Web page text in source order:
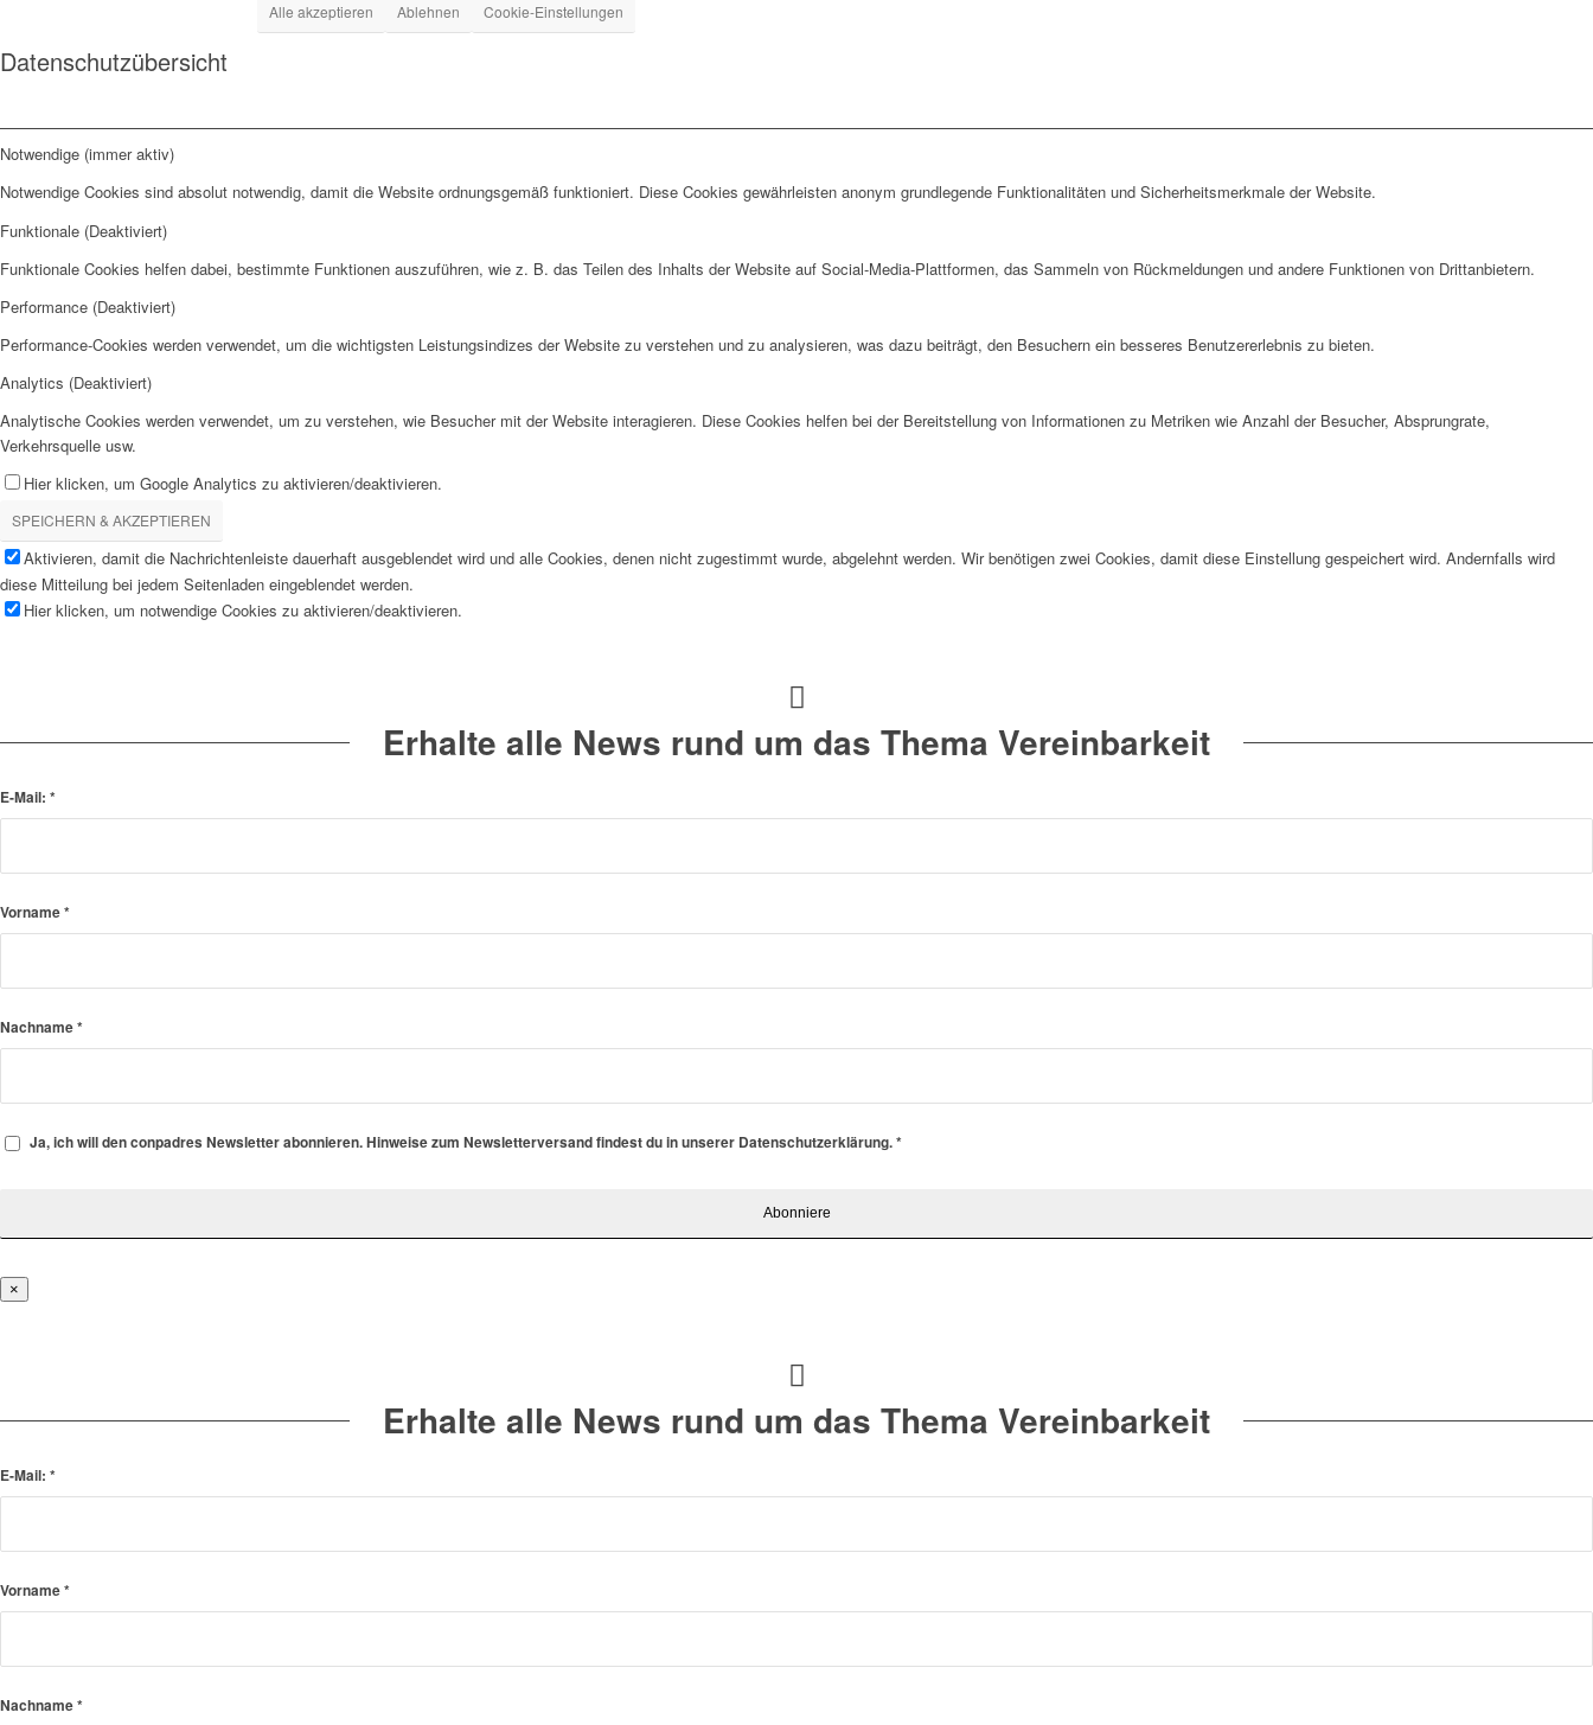
Alle akzeptieren Ablehnen Cookie-Einstellungen
Datenschutzübersicht
Notwendige (immer aktiv)
Notwendige Cookies sind absolut notwendig, damit die Website ordnungsgemäß funktioniert. Diese Cookies gewährleisten anonym grundlegende Funktionalitäten und Sicherheitsmerkmale der Website.
Funktionale (Deaktiviert)
Funktionale Cookies helfen dabei, bestimmte Funktionen auszuführen, wie z. B. das Teilen des Inhalts der Website auf Social-Media-Plattformen, das Sammeln von Rückmeldungen und andere Funktionen von Drittanbietern.
Performance (Deaktiviert)
Performance-Cookies werden verwendet, um die wichtigsten Leistungsindizes der Website zu verstehen und zu analysieren, was dazu beiträgt, den Besuchern ein besseres Benutzererlebnis zu bieten.
Analytics (Deaktiviert)
Analytische Cookies werden verwendet, um zu verstehen, wie Besucher mit der Website interagieren. Diese Cookies helfen bei der Bereitstellung von Informationen zu Metriken wie Anzahl der Besucher, Absprungrate,
Verkehrsquelle usw.
Hier klicken, um Google Analytics zu aktivieren/deaktivieren.
SPEICHERN & AKZEPTIEREN
Aktivieren, damit die Nachrichtenleiste dauerhaft ausgeblendet wird und alle Cookies, denen nicht zugestimmt wurde, abgelehnt werden. Wir benötigen zwei Cookies, damit diese Einstellung gespeichert wird. Andernfalls wird
diese Mitteilung bei jedem Seitenladen eingeblendet werden.
Hier klicken, um notwendige Cookies zu aktivieren/deaktivieren.
Erhalte alle News rund um das Thema Vereinbarkeit
E-Mail: *
Vorname*
Nachname*
Ja, ich will den conpadres Newsletter abonnieren. Hinweise zum Newsletterversand findest du in unserer Datenschutzerklärung.*
×
Erhalte alle News rund um das Thema Vereinbarkeit
E-Mail: *
Vorname*
Nachname*